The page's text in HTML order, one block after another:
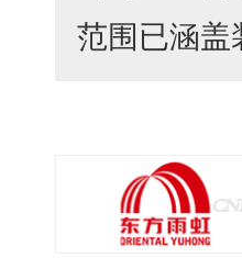
范围已涵盖